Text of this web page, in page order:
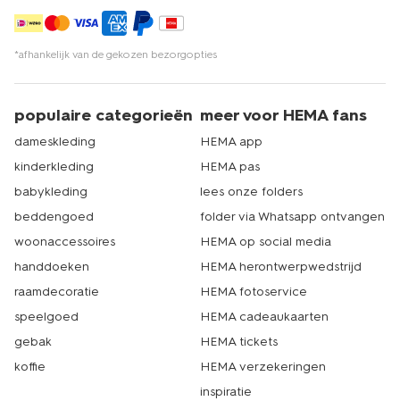
*afhankelijk van de gekozen bezorgopties
populaire categorieën
dameskleding
kinderkleding
babykleding
beddengoed
woonaccessoires
handdoeken
raamdecoratie
speelgoed
gebak
koffie
meer voor HEMA fans
HEMA app
HEMA pas
lees onze folders
folder via Whatsapp ontvangen
HEMA op social media
HEMA herontwerpwedstrijd
HEMA fotoservice
HEMA cadeaukaarten
HEMA tickets
HEMA verzekeringen
inspiratie